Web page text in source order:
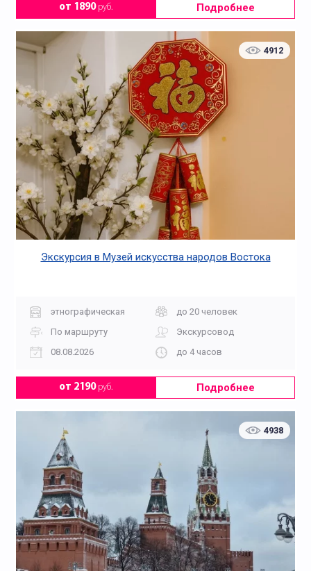
от 1890руб. Подробнее
4912
Экскурсия в Музей искусства народов Востока
этнографическая
до 20 человек
По маршруту
Экскурсовод
08.08.2026
до 4 часов
от 2190руб. Подробнее
4938